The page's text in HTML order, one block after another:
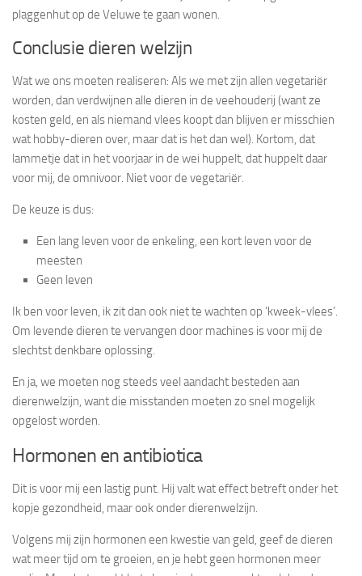
plaggenhut op de Veluwe te gaan wonen.
Conclusie dieren welzijn
Wat we ons moeten realiseren: Als we met zijn allen vegetariër
worden, dan verdwijnen alle dieren in de veehouderij (want ze
kosten geld, en als niemand vlees koopt dan blijven er misschien
wat hobby-dieren over, maar dat is het dan wel). Kortom, dat
lammetje dat in het voorjaar in de wei huppelt, dat huppelt daar
voor mij, de omnivoor. Niet voor de vegetariër.
De keuze is dus:
Een lang leven voor de enkeling, een kort leven voor de
meesten
Geen leven
Ik ben voor leven, ik zit dan ook niet te wachten op ‘kweek-vlees’.
Om levende dieren te vervangen door machines is voor mij de
slechtst denkbare oplossing.
En ja, we moeten nog steeds veel aandacht besteden aan
dierenwelzijn, want die misstanden moeten zo snel mogelijk
opgelost worden.
Hormonen en antibiotica
Dit is voor mij een lastig punt. Hij valt wat effect betreft onder het
kopje gezondheid, maar ook onder dierenwelzijn.
Volgens mij zijn hormonen een kwestie van geld, geef de dieren
wat meer tijd om te groeien, en je hebt geen hormonen meer